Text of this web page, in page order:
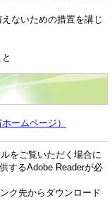
ないための措置を講じ
ームページ）
をご覧いただく場合に
するAdobe Readerが必
ク先からダウンロード